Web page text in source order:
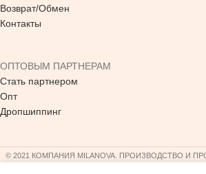
Возврат/Обмен
Контакты
ОПТОВЫМ ПАРТНЕРАМ
Стать партнером
Опт
Дропшиппинг
© 2021 КОМПАНИЯ MILANOVA. ПРОИЗВОДСТВО И